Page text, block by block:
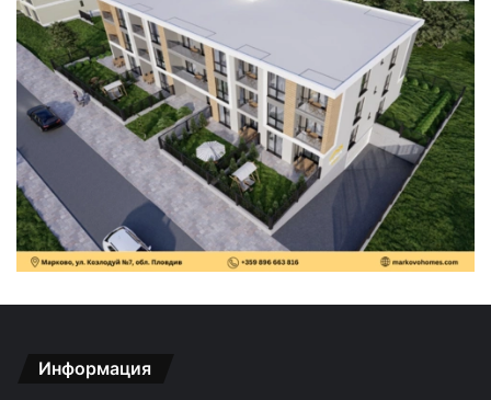
Информация